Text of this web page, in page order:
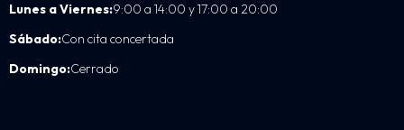
Lunes a Viernes:9:00 a 14:00 y 17:00 a 20:00
Sábado:Con cita concertada
Domingo:Cerrado